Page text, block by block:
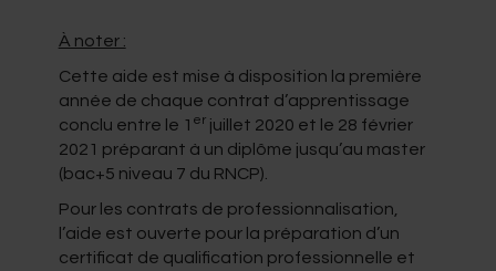
À noter :
Cette aide est mise à disposition la première
année de chaque contrat d’apprentissage
conclu entre le 1 er juillet 2020 et le 28 février
2021 préparant à un diplôme jusqu’au master
(bac+5 niveau 7 du RNCP).
Pour les contrats de professionnalisation,
l’aide est ouverte pour la préparation d’un
certificat de qualification professionnelle et